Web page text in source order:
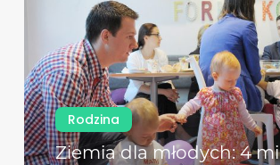
Rodzina
Ziemia dla młodych: 4